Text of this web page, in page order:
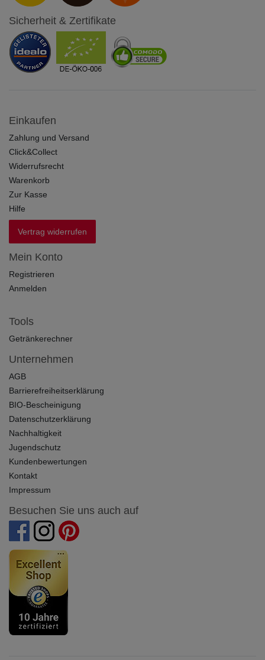
Sicherheit & Zertifikate
Einkaufen
Zahlung und Versand
Click&Collect
Widerrufsrecht
Warenkorb
Zur Kasse
Hilfe
Vertrag widerrufen
Mein Konto
Registrieren
Anmelden
Tools
Getränkerechner
Unternehmen
AGB
Barrierefreiheitserklärung
BIO-Bescheinigung
Datenschutzerklärung
Nachhaltigkeit
Jugendschutz
Kundenbewertungen
Kontakt
Impressum
Besuchen Sie uns auch auf